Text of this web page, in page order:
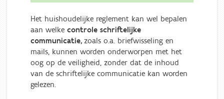
Het huishoudelijke reglement kan wel bepalen
aan welke controle schriftelijke
communicatie, zoals o.a. briefwisseling en
mails, kunnen worden onderworpen met het
oog op de veiligheid, zonder dat de inhoud
van de schriftelijke communicatie kan worden
gelezen.